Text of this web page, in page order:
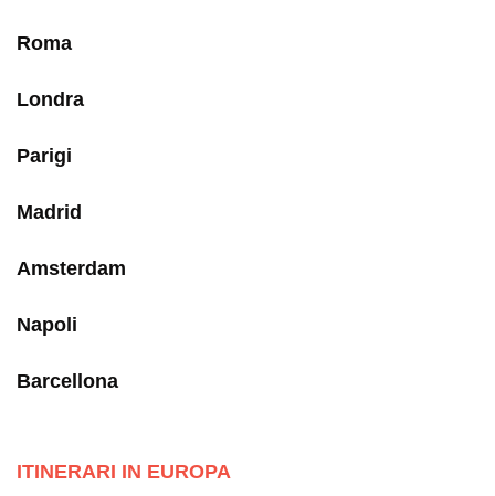
Roma
Londra
Parigi
Madrid
Amsterdam
Napoli
Barcellona
ITINERARI IN EUROPA